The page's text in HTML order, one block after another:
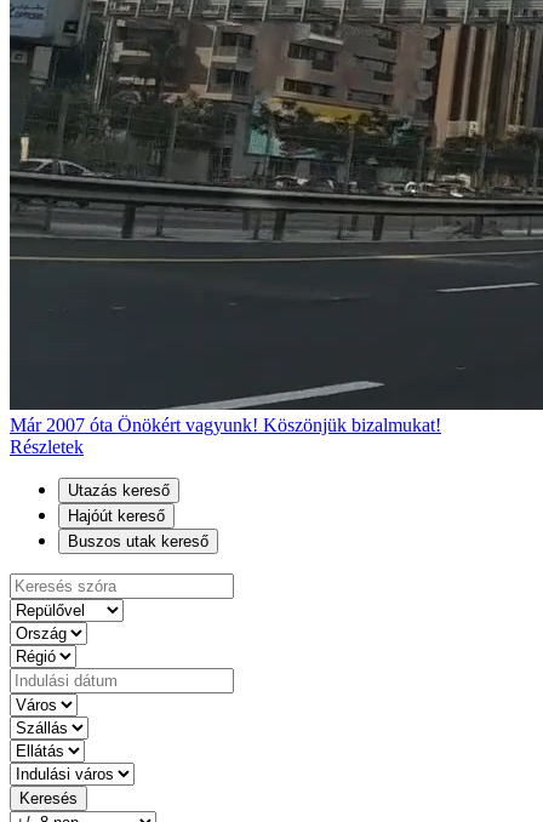
Már 2007 óta Önökért vagyunk! Köszönjük bizalmukat!
Részletek
Utazás kereső
Hajóút kereső
Buszos utak kereső
Keresés